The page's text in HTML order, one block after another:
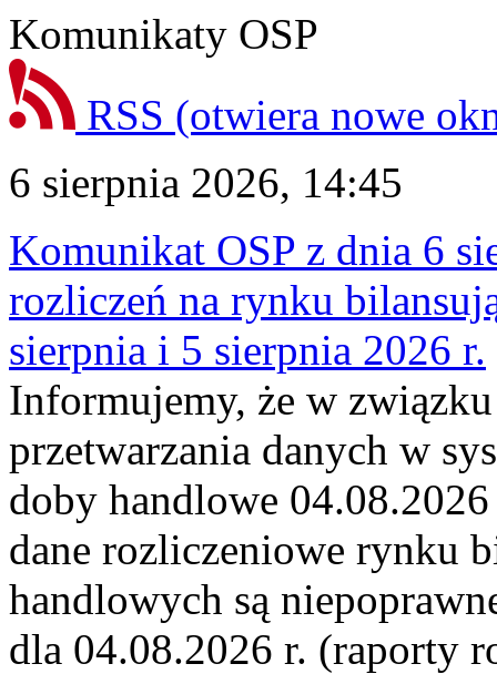
Komunikaty OSP
RSS (otwiera nowe
6 sierpnia 2026, 14:45
Komunikat OSP z dnia 6
rozliczeń na rynku
sierpnia i 5 sierpnia 2026 r.
Informujemy, że w
przetwarzania danych w
doby handlowe
dane rozliczeniowe rynku
handlowych są
dla 04.08.2026 r. (raporty